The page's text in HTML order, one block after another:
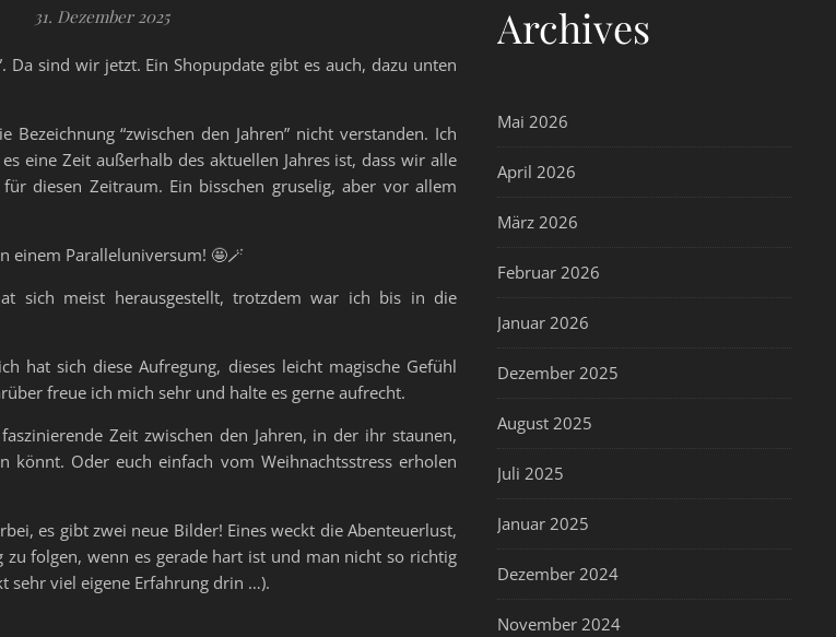
31. Dezember 2025
Da sind wir jetzt. Ein Shopupdate gibt es auch, dazu unten
Bezeichnung “zwischen den Jahren” nicht verstanden. Ich
eine Zeit außerhalb des aktuellen Jahres ist, dass wir alle
diesen Zeitraum. Ein bisschen gruselig, aber vor allem
einem Paralleluniversum! 🤩🪄
sich meist herausgestellt, trotzdem war ich bis in die
hat sich diese Aufregung, dieses leicht magische Gefühl
freue ich mich sehr und halte es gerne aufrecht.
Zeit zwischen den Jahren, in der ihr staunen,
könnt. Oder euch einfach vom Weihnachtsstress erholen
es gibt zwei neue Bilder! Eines weckt die Abenteuerlust,
zu folgen, wenn es gerade hart ist und man nicht so richtig
sehr viel eigene Erfahrung drin …).
Archives
Mai 2026
April 2026
März 2026
Februar 2026
Januar 2026
Dezember 2025
August 2025
Juli 2025
Januar 2025
Dezember 2024
November 2024